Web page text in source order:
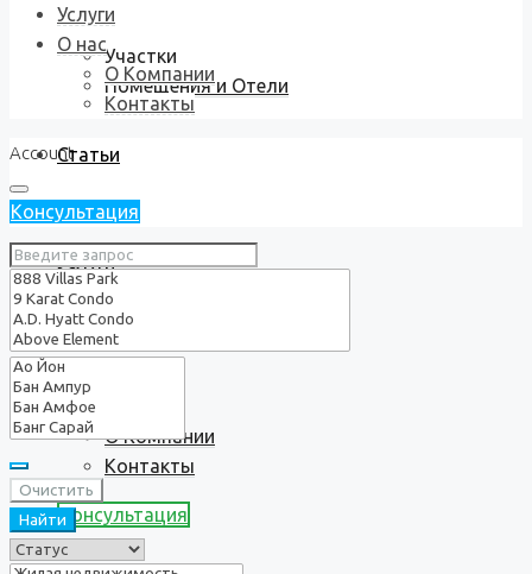
Участки
Помещения и Отели
Статьи
Услуги
О нас
О Компании
Контакты
Консультация
Услуги
О нас
О Компании
Контакты
Account
Консультация
Очистить
Найти